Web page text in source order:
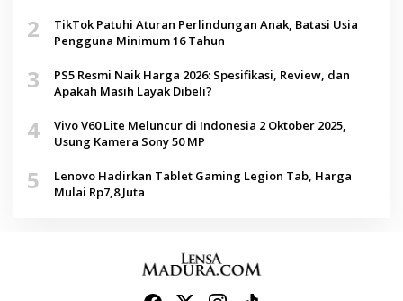
2
TikTok Patuhi Aturan Perlindungan Anak, Batasi Usia
Pengguna Minimum 16 Tahun
3
PS5 Resmi Naik Harga 2026: Spesifikasi, Review, dan
Apakah Masih Layak Dibeli?
4
Vivo V60 Lite Meluncur di Indonesia 2 Oktober 2025,
Usung Kamera Sony 50 MP
5
Lenovo Hadirkan Tablet Gaming Legion Tab, Harga
Mulai Rp7,8 Juta